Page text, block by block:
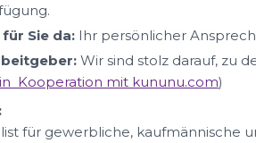
Sie da: Ihr persönlicher
Wir sind stolz darauf, zu
Kooperation mit kununu.com)
für gewerbliche, kaufmännische